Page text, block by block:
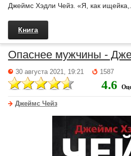
Джеймс Хэдли Чейз. «Я, как ищейка,...
Книга
Опаснее мужчины -
30 августа 2021, 19:21 1587
4.6
Джеймс Чейз